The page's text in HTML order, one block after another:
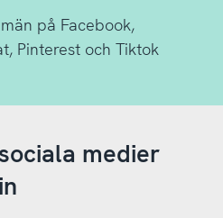
på Facebook,
Pinterest och Tiktok
medier